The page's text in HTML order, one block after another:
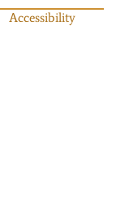
Accessibility